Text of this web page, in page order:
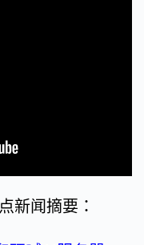
新闻摘要：